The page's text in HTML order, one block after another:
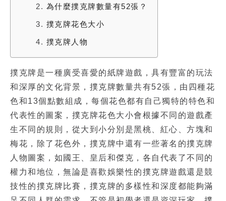
2. 為什麼撲克牌數量有52張？
3. 撲克牌花色大小
4. 撲克牌人物
撲克牌是一種廣受喜愛的紙牌遊戲，具有豐富的玩法
和深厚的文化背景， 撲克牌數量共有52張，由四種花
色和13個點數組成，每個花色都有自己獨特的特色和
代表性的圖案， 撲克牌花色大小會根據不同的遊戲產
生不同的規則，從大到小分別是黑桃、紅心、方塊和
梅花，除了花色外，撲克牌中還有一些著名的撲克牌
人物 圖案，如國王、皇后和傑克，各自代表了不同的
權力和地位，無論是喜歡娛樂性的撲克牌遊戲還是競
技性的撲克牌比賽，撲克牌的多樣性和深度都能夠滿